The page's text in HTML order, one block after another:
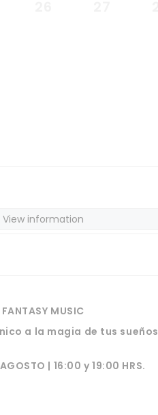
View information
FANTASY MUSIC
a la magia de tus sueños
| 16:00 y 19:00 HRS.